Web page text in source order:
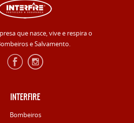
que nasce, vive e respira o
e Salvamento.
INTERFIRE
Bombeiros